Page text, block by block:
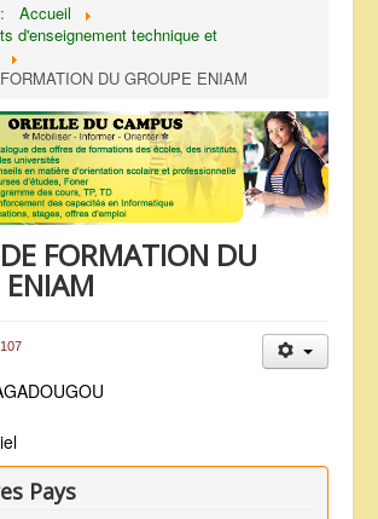
NOUS ?
Accueil
d'enseignement technique et
DU GROUPE ENIAM
FORMATION DU
ENIAM
Pays